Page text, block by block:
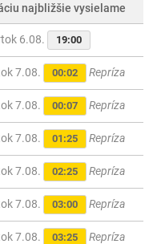
najbližšie vysielame
6.08. 19:00
7.08. 00:02 Repríza
7.08. 00:07 Repríza
7.08. 01:25 Repríza
7.08. 02:25 Repríza
7.08. 03:00 Repríza
7.08. 03:25 Repríza